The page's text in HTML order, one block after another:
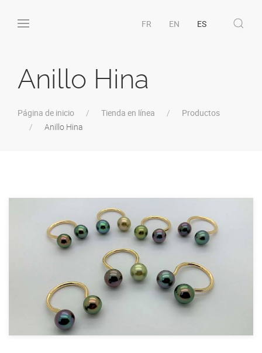
FR EN ES
Anillo Hina
Página de inicio Tienda en línea
Productos
Anillo Hina